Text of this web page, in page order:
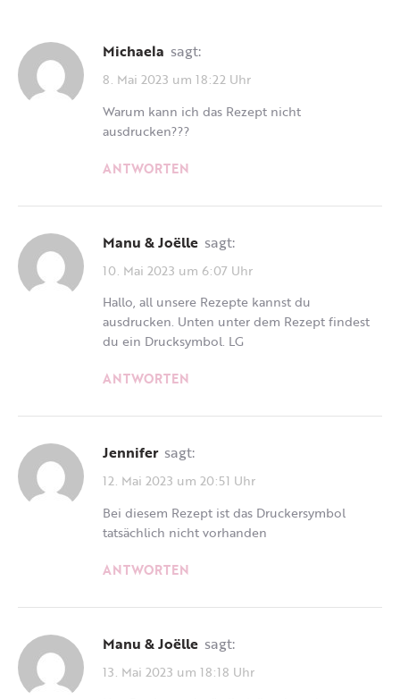
Michaela sagt:
8. Mai 2023 um 18:22 Uhr
Warum kann ich das Rezept nicht
ausdrucken???
ANTWORTEN
Manu & Joëlle sagt:
10. Mai 2023 um 6:07 Uhr
Hallo, all unsere Rezepte kannst du
ausdrucken. Unten unter dem Rezept findest
du ein Drucksymbol. LG
ANTWORTEN
Jennifer sagt:
12. Mai 2023 um 20:51 Uhr
Bei diesem Rezept ist das Druckersymbol
tatsächlich nicht vorhanden
ANTWORTEN
Manu & Joëlle sagt:
13. Mai 2023 um 18:18 Uhr